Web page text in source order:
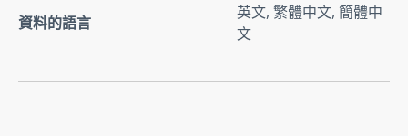
資料的語言
英文, 繁體中文, 簡體中
文